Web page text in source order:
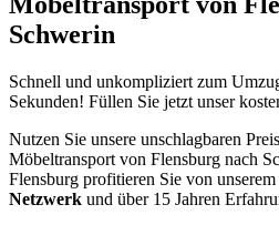
Schwerin
Schnell und unkompliziert zum
Sekunden! Füllen Sie jetzt unser
Nutzen Sie unsere unschlagbaren
Möbeltransport von Flensburg nach
Flensburg profitieren Sie von
Netzwerk und über 15 Jahren